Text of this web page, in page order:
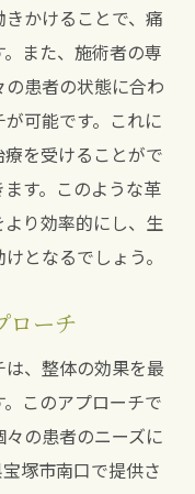
かけることで、痛
また、施術者の専
患者の状態に合わ
可能です。これに
を受けることがで
す。このような革
り効率的にし、生
となるでしょう。
ローチ
、整体の効果を最
このアプローチで
の患者のニーズに
塚市南口で提供さ